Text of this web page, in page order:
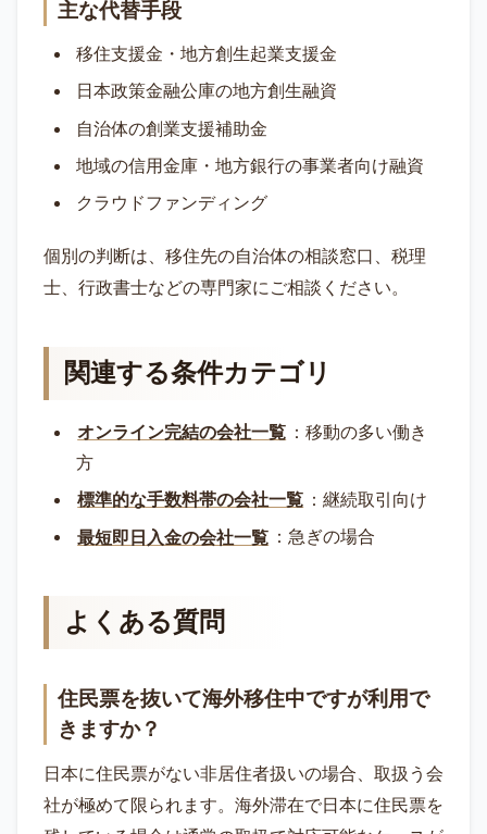
主な代替手段
移住支援金・地方創生起業支援金
日本政策金融公庫の地方創生融資
自治体の創業支援補助金
地域の信用金庫・地方銀行の事業者向け融資
クラウドファンディング
個別の判断は、移住先の自治体の相談窓口、税理
士、行政書士などの専門家にご相談ください。
関連する条件カテゴリ
オンライン完結の会社一覧 ：移動の多い働き
方
標準的な手数料帯の会社一覧 ：継続取引向け
最短即日入金の会社一覧 ：急ぎの場合
よくある質問
住民票を抜いて海外移住中ですが利用で
きますか？
日本に住民票がない非居住者扱いの場合、取扱う会
社が極めて限られます。海外滞在で日本に住民票を